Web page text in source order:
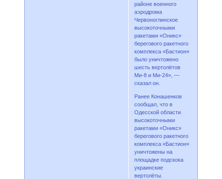
районе военного
аэродрома
Червоноглинское
высокоточными
ракетами «Оникс»
берегового ракетного
комплекса «Бастион»
было уничтожено
шесть вертолётов
Ми-8 и Ми-24», —
сказал он.
Ранее Конашенков
сообщал, что в
Одесской области
высокоточными
ракетами «Оникс»
берегового ракетного
комплекса «Бастион»
уничтожены на
площадке подскока
украинские
вертолёты.